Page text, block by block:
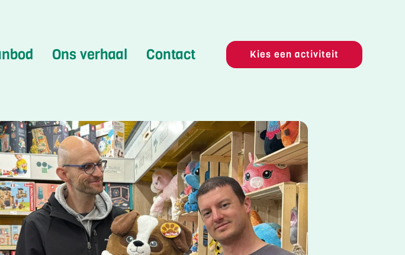
Ons verhaal Contact Kies een activiteit